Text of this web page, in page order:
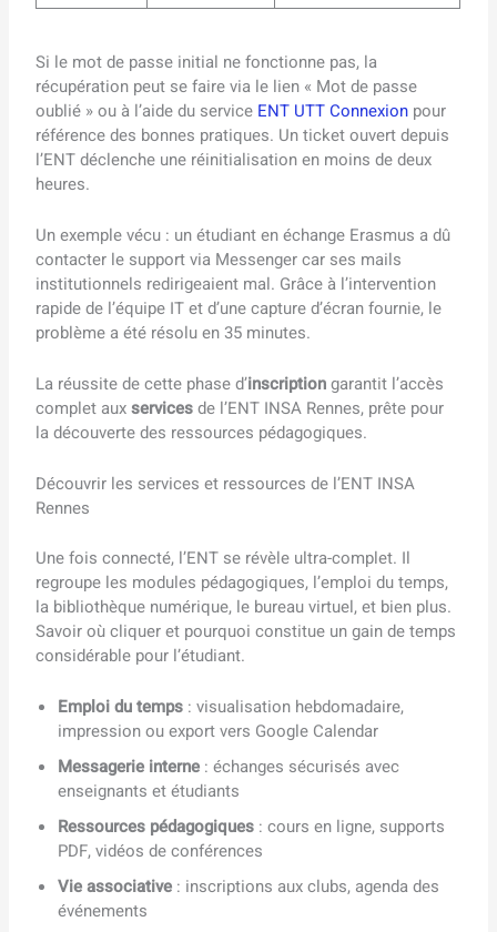
Si le mot de passe initial ne fonctionne pas, la
récupération peut se faire via le lien « Mot de passe
oublié » ou à l’aide du service ENT UTT Connexion pour
référence des bonnes pratiques. Un ticket ouvert depuis
l’ENT déclenche une réinitialisation en moins de deux
heures.
Un exemple vécu : un étudiant en échange Erasmus a dû
contacter le support via Messenger car ses mails
institutionnels redirigeaient mal. Grâce à l’intervention
rapide de l’équipe IT et d’une capture d’écran fournie, le
problème a été résolu en 35 minutes.
La réussite de cette phase d’inscriptiongarantit l’accès
complet auxservicesde l’ENT INSA Rennes, prête pour
la découverte des ressources pédagogiques.
Découvrir les services et ressources de l’ENT INSA
Rennes
Une fois connecté, l’ENT se révèle ultra-complet. Il
regroupe les modules pédagogiques, l’emploi du temps,
la bibliothèque numérique, le bureau virtuel, et bien plus.
Savoir où cliquer et pourquoi constitue un gain de temps
considérable pour l’étudiant.
Emploi du temps : visualisation hebdomadaire,
impression ou export vers Google Calendar
Messagerie interne : échanges sécurisés avec
enseignants et étudiants
Ressources pédagogiques : cours en ligne, supports
PDF, vidéos de conférences
Vie associative : inscriptions aux clubs, agenda des
événements